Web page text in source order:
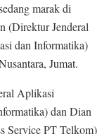
marak di
(Direktur Jenderal
dan Informatika)
Jumat.
Aplikasi
dan Dian
Service PT Telkom)